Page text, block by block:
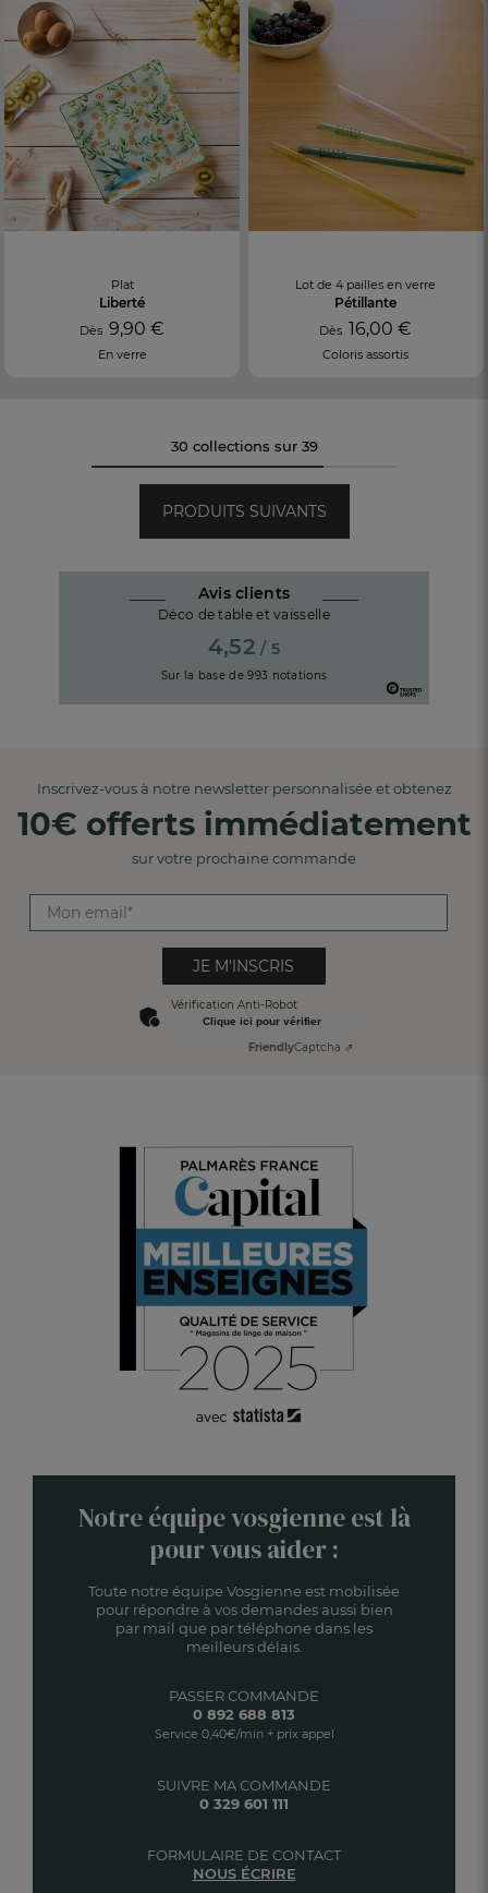
Plat
Liberté
Dès9,90 €
En verre
Lot de 4 pailles en verre
Pétillante
Dès 16,00 €
Coloris assortis
30 collections sur 39
PRODUITS SUIVANTS
Avis clients
Déco de table et vaisselle
4,52 / 5
Sur la base de993 notations
Inscrivez-vous à notre newsletter personnalisée et obtenez
10€ offerts immédiatement
sur votre prochaine commande
JE M'INSCRIS
Vérification Anti-Robot
Clique ici pour vérifier
FriendlyCaptcha ⇗
Notre équipe vosgienne est là
pour vous aider :
Toute notre équipe Vosgienne est mobilisée
pour répondre à vos demandes aussi bien
par mail que par téléphone dans les
meilleurs délais.
SUIVRE MA COMMANDE
0 329 601 111
PASSER COMMANDE
0 892 688 813
Service 0,40€/min + prix appel
FORMULAIRE DE CONTACT
NOUS ÉCRIRE